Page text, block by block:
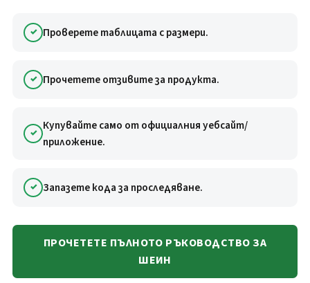
Проверете таблицата с размери.
Прочетете отзивите за продукта.
Купувайте само от официалния уебсайт/
приложение.
Запазете кода за проследяване.
ПРОЧЕТЕТЕ ПЪЛНОТО РЪКОВОДСТВО ЗА
ШЕИН